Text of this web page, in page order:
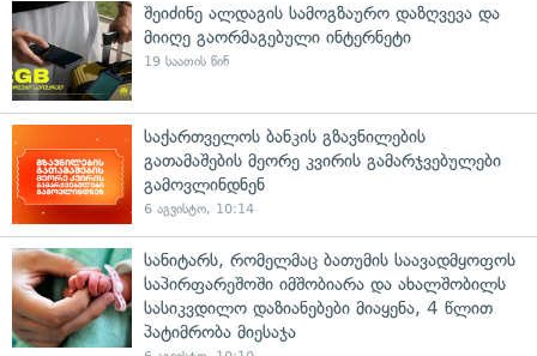
შეიძინე ალდაგის სამოგზაურო დაზღვევა და
მიიღე გაორმაგებული ინტერნეტი
19 საათის წინ
საქართველოს ბანკის გზავნილების
გათამაშების მეორე კვირის გამარჯვებულები
გამოვლინდნენ
6 აგვისტო, 10:14
სანიტარს, რომელმაც ბათუმის საავადმყოფოს
საპირფარეშოში იმშობიარა და ახალშობილს
სასიკვდილო დაზიანებები მიაყენა, 4 წლით
პატიმრობა მიესაჯა